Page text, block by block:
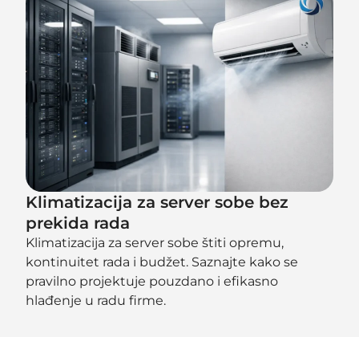
Klimatizacija za server sobe bez
prekida rada
Klimatizacija za server sobe štiti opremu,
kontinuitet rada i budžet. Saznajte kako se
pravilno projektuje pouzdano i efikasno
hlađenje u radu firme.